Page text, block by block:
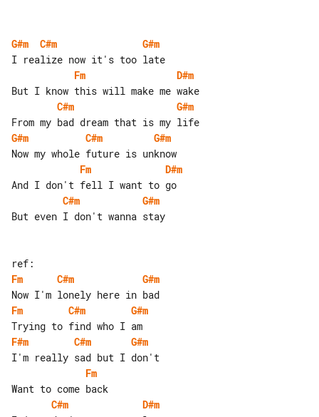
G#m C#m
G#m
Fm
D#m
C#m
G#m
G#m
C#m
G#m
Fm
D#m
C#m
G#m
But even I don't wanna stay
Fm
C#m
G#m
Fm
C#m
G#m
F#m
C#m
G#m
Fm
C#m
D#m